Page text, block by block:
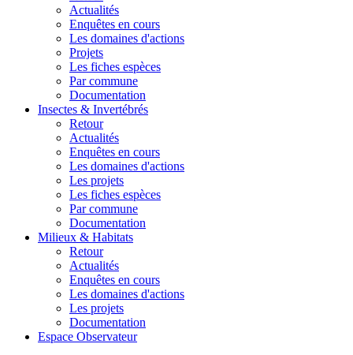
Actualités
Enquêtes en cours
Les domaines d'actions
Projets
Les fiches espèces
Par commune
Documentation
Insectes & Invertébrés
Retour
Actualités
Enquêtes en cours
Les domaines d'actions
Les projets
Les fiches espèces
Par commune
Documentation
Milieux & Habitats
Retour
Actualités
Enquêtes en cours
Les domaines d'actions
Les projets
Documentation
Espace Observateur